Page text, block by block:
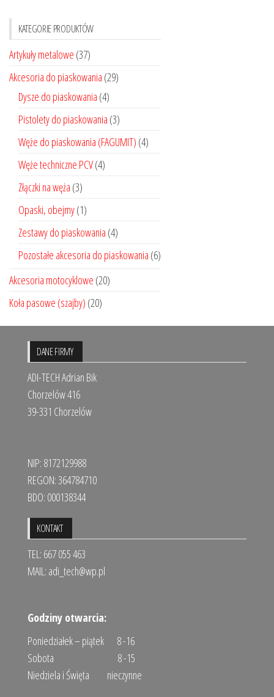
produktu
KATEGORIE PRODUKTÓW
Artykuły metalowe (37)
Akcesoria do piaskowania (29)
Dysze do piaskowania (4)
Pistolety do piaskowania (3)
Węże do piaskowania (FAGUMIT) (4)
Węże techniczne PCV(4)
Złączki na węża (3)
Opaski, obejmy(1)
Zestawy do piaskowania (4)
Pozostałe akcesoria do piaskowania (6)
Akcesoria motocyklowe (20)
Koła pasowe (szajby) (20)
DANE FIRMY
ADI-TECH Adrian Bik
Chorzelów 416
39-331 Chorzelów
NIP: 8172129988
REGON: 364784710
BDO: 000138344
KONTAKT
TEL: 667 055 463
MAIL: adi_tech@wp.pl
Godziny otwarcia:
Poniedziałek – piątek 8 -16
Sobota 8 -15
Niedziela i Święta nieczynne